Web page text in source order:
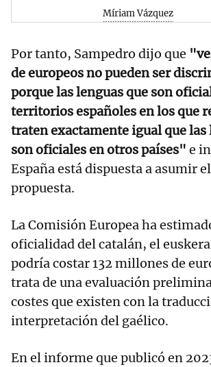
Míriam Vázquez
Por tanto, Sampedro dijo que
de europeos no pueden ser
porque las lenguas que son
territorios españoles en los que
traten exactamente igual que las
son oficiales en otros países" e
España está dispuesta a asumir
propuesta.
La Comisión Europea ha
oficialidad del catalán, el
podría costar 132 millones de
trata de una evaluación
costes que existen con la
interpretación del gaélico.
En el informe que publicó en